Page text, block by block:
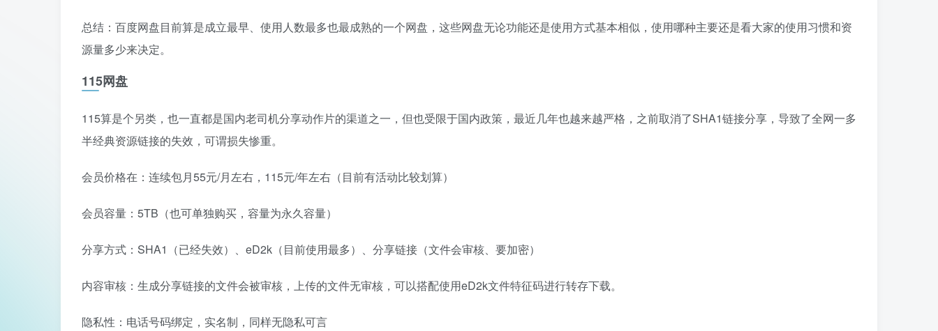
总结：百度网盘目前算是成立最早、使用人数最多也最成熟的一个网盘，这些网盘无论功能还是使用方式基本相似，使用哪种主要还是看大家的使用习惯和资
源量多少来决定。
115网盘
115算是个另类，也一直都是国内老司机分享动作片的渠道之一，但也受限于国内政策，最近几年也越来越严格，之前取消了SHA1链接分享，导致了全网一多
半经典资源链接的失效，可谓损失惨重。
会员价格在：连续包月55元/月左右，115元/年左右（目前有活动比较划算）
会员容量：5TB（也可单独购买，容量为永久容量）
分享方式：SHA1（已经失效）、eD2k（目前使用最多）、分享链接（文件会审核、要加密）
内容审核：生成分享链接的文件会被审核，上传的文件无审核，可以搭配使用eD2k文件特征码进行转存下载。
隐私性：电话号码绑定，实名制，同样无隐私可言